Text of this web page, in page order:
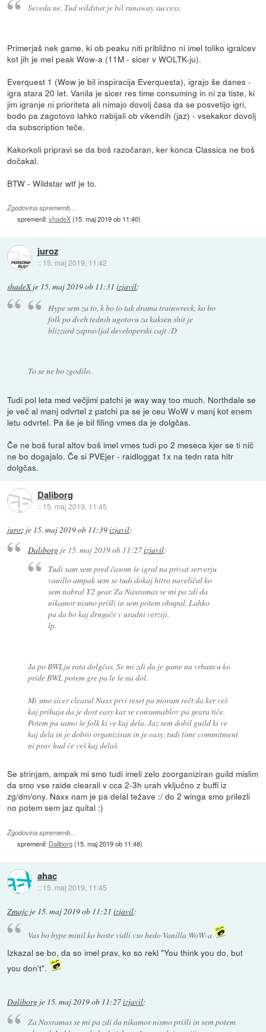
Seveda ne. Tud wildstar je bil runaway success.
Primerjaš nek game, ki ob peaku niti približno ni imel toliko igralcev
kot jih je mel peak Wow-a (11M - sicer v WOLTK-ju).
Everquest 1 (Wow je bil inspiracija Everquesta), igrajo še danes -
igra stara 20 let. Vanila je sicer res time consuming in ni za tiste, ki
jim igranje ni prioriteta ali nimajo dovolj časa da se posvetijo igri,
bodo pa zagotovo lahko nabijali ob vikendih (jaz) - vsekakor dovolj
da subscription teče.
Kakorkoli pripravi se da boš razočaran, ker konca Classica ne boš
dočakal.
BTW - Wildstar wtf je to.
Zgodovina sprememb…
spremenil:shadeX(15. maj 2019 ob 11:40)
juroz
:: 15. maj 2019, 11:42
shadeXje 15. maj 2019 ob 11:31 izjavil:
Hype sem za to, k bo to tak drama trainwreck, ko bo
folk po dveh tednih ugotovu za kaksen shit je
blizzard zapravljal developerski cajt :D
To se ne bo zgodilo.
Tudi pol leta med večjimi patchi je way way too much. Northdale se
je več al manj odvrtel z patchi pa se je ceu WoW v manj kot enem
letu odvrtel. Pa še je bil filing vmes da je dolgčas.
Če ne boš fural altov boš imel vmes tudi po 2 meseca kjer se ti nič
ne bo dogajalo. Če si PVEjer - raidloggat 1x na tedn rata hitr
dolgčas.
Daliborg
:: 15. maj 2019, 11:45
juroz je 15. maj 2019 ob 11:39izjavil:
Daliborgje 15. maj 2019 ob 11:27izjavil:
Tudi sam sem pred časom še igral na privat serverju
vanillo ampak sem se tudi dokaj hitro naveličal ko
sem nabral T2 gear. Za Naxramas se mi pa zdi da
nikamor nismo prišli in sem potem obupal. Lahko
pa da bo kaj drugače v uradni verziji.
lp.
Ja po BWLju rata dolgčas. Se mi zdi da je game na vrhuncu ko
pride BWL potem gre pa le še na dol.
Mi smo sicer clearal Naxx prvi reset pa moram rečt da ker veš
kaj prihaja da je dost easy kar se consumablov pa geara tiče.
Potem pa samo še folk ki ve kaj dela. Jaz sem dobil guild ki ve
kaj dela in je dobro organiziran in je easy, tudi time commitment
ni prav hud če veš kaj delaš.
Se strinjam, ampak mi smo tudi imeli zelo zoorganiziran guild mislim
da smo vse raide clearali v cca 2-3h urah vključno z buffi iz
zg/dm/ony. Naxx nam je pa delal težave :/ do 2 winga smo prilezli
no potem sem jaz quital :)
Zgodovina sprememb…
spremenil: Daliborg(15. maj 2019 ob 11:48)
ahac
:: 15. maj 2019, 11:45
Zmajc je 15. maj 2019 ob 11:21 izjavil:
Vas bo hype minil ko boste vidli vso bedo Vanilla WoW-a
Izkazal se bo, da so imel prav, ko so rekl "You think you do, but
you don't".
Daliborg je 15. maj 2019 ob 11:27izjavil:
Za Naxramas se mi pa zdi da nikamor nismo prišli in sem potem